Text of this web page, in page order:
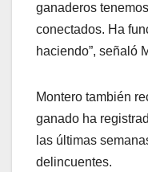
ganaderos
conectados. Ha
haciendo”, señaló
Montero también
ganado ha
las últimas
delincuentes.